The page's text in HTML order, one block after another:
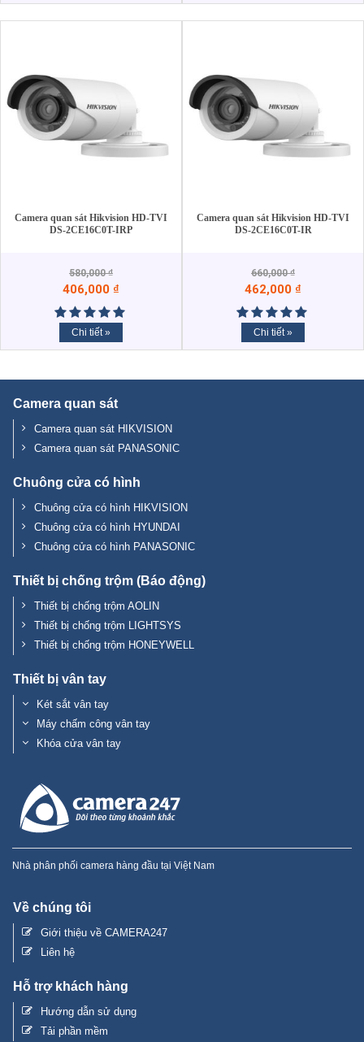
Camera quan sát Hikvision HD-TVI
DS-2CE16C0T-IRP
580,000₫
406,000 ₫
Chi tiết »
Camera quan sát Hikvision HD-TVI
DS-2CE16C0T-IR
660,000₫
462,000 ₫
Chi tiết »
Camera quan sát
Camera quan sát HIKVISION
Camera quan sát PANASONIC
Chuông cửa có hình
Chuông cửa có hình HIKVISION
Chuông cửa có hình HYUNDAI
Chuông cửa có hình PANASONIC
Thiết bị chống trộm (Báo động)
Thiết bị chống trộm AOLIN
Thiết bị chống trộm LIGHTSYS
Thiết bị chống trộm HONEYWELL
Thiết bị vân tay
Két sắt vân tay
Máy chấm công vân tay
Khóa cửa vân tay
Nhà phân phối camera hàng đầu tại Việt Nam
Về chúng tôi
Giới thiệu về CAMERA247
Liên hệ
Hỗ trợ khách hàng
Hướng dẫn sử dụng
Tải phần mềm